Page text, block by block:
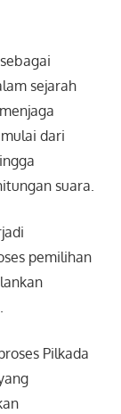
sejarah
dari
suara.
pemilihan
Pilkada